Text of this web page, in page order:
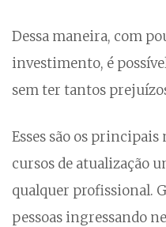
Dessa maneira, com
investimento, é
sem ter tantos
Esses são os
cursos de atualização
qualquer profissional.
pessoas ingressando